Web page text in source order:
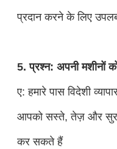
प्रदान करने के लिए
5. प्रश्न: अपनी मशीनों
ए: हमारे पास विदेशी
आपको सस्ते, तेज़ और
कर सकते हैं